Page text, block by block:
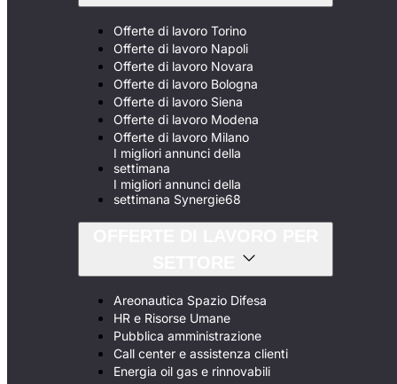
Offerte di lavoro Torino
Offerte di lavoro Napoli
Offerte di lavoro Novara
Offerte di lavoro Bologna
Offerte di lavoro Siena
Offerte di lavoro Modena
Offerte di lavoro Milano
I migliori annunci della
settimana
I migliori annunci della
settimana Synergie68
Areonautica Spazio Difesa
HR e Risorse Umane
Pubblica amministrazione
Call center e assistenza clienti
Energia oil gas e rinnovabili